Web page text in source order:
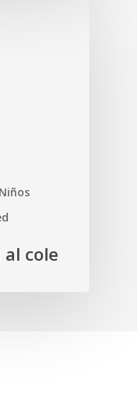
Niños
cole